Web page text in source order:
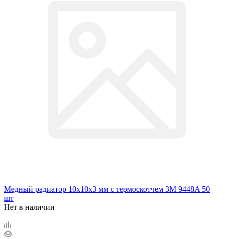
Медный радиатор 10х10х3 мм с термоскотчем 3M 9448A 50
шт
Нет в наличии